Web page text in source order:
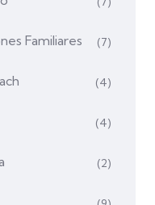
Familiares (7)
(4)
(4)
(2)